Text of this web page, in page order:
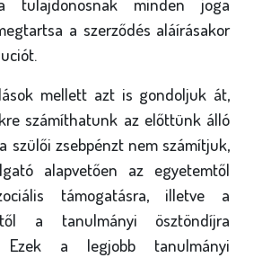
a szerződés aláírásakor
mellett azt is gondoljuk át,
számíthatunk az előttünk álló
szülői zsebpénzt nem számítjuk,
alapvetően az egyetemtől
támogatásra, illetve a
a tanulmányi ösztöndíjra
Ezek a legjobb tanulmányi